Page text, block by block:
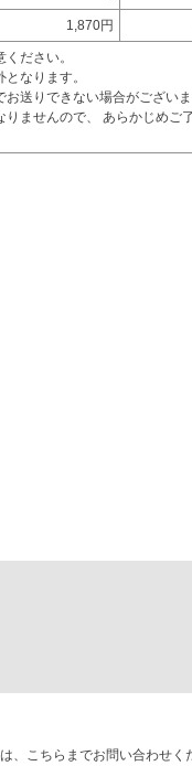
1,870円
ださい。
なります。
送りできない場合がございま
ませんので、 あらかじめご
、こちらまでお問い合わせく